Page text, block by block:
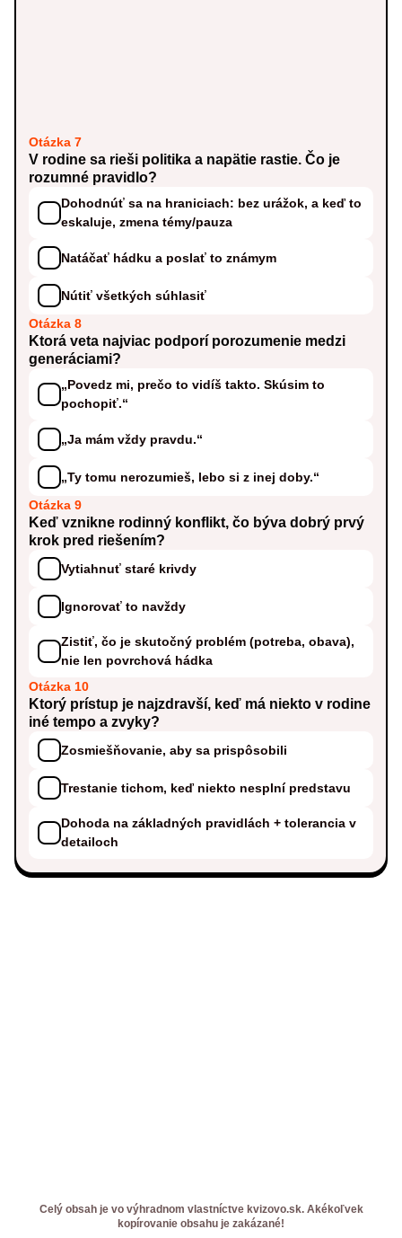
Otázka 7
V rodine sa rieši politika a napätie rastie. Čo je
rozumné pravidlo?
Dohodnúť sa na hraniciach: bez urážok, a keď to
eskaluje, zmena témy/pauza
Natáčať hádku a poslať to známym
Nútiť všetkých súhlasiť
Otázka 8
Ktorá veta najviac podporí porozumenie medzi
generáciami?
„Povedz mi, prečo to vidíš takto. Skúsim to
pochopiť.“
„Ja mám vždy pravdu.“
„Ty tomu nerozumieš, lebo si z inej doby.“
Otázka 9
Keď vznikne rodinný konflikt, čo býva dobrý prvý
krok pred riešením?
Vytiahnuť staré krivdy
Ignorovať to navždy
Zistiť, čo je skutočný problém (potreba, obava),
nie len povrchová hádka
Otázka 10
Ktorý prístup je najzdravší, keď má niekto v rodine
iné tempo a zvyky?
Zosmiešňovanie, aby sa prispôsobili
Trestanie tichom, keď niekto nesplní predstavu
Dohoda na základných pravidlách + tolerancia v
detailoch
Celý obsah je vo výhradnom vlastníctve kvizovo.sk. Akékoľvek
kopírovanie obsahu je zakázané!